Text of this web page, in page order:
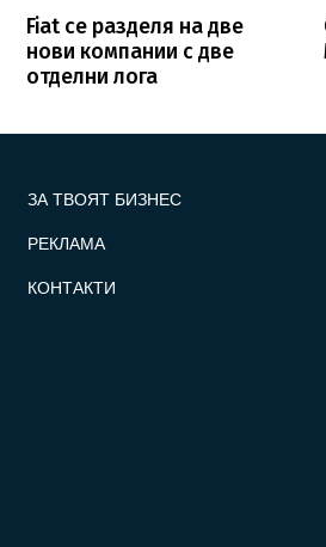
Fiat се разделя на две
нови компании с две
отделни лога
ЗА ТВОЯТ БИЗНЕС
РЕКЛАМА
КОНТАКТИ